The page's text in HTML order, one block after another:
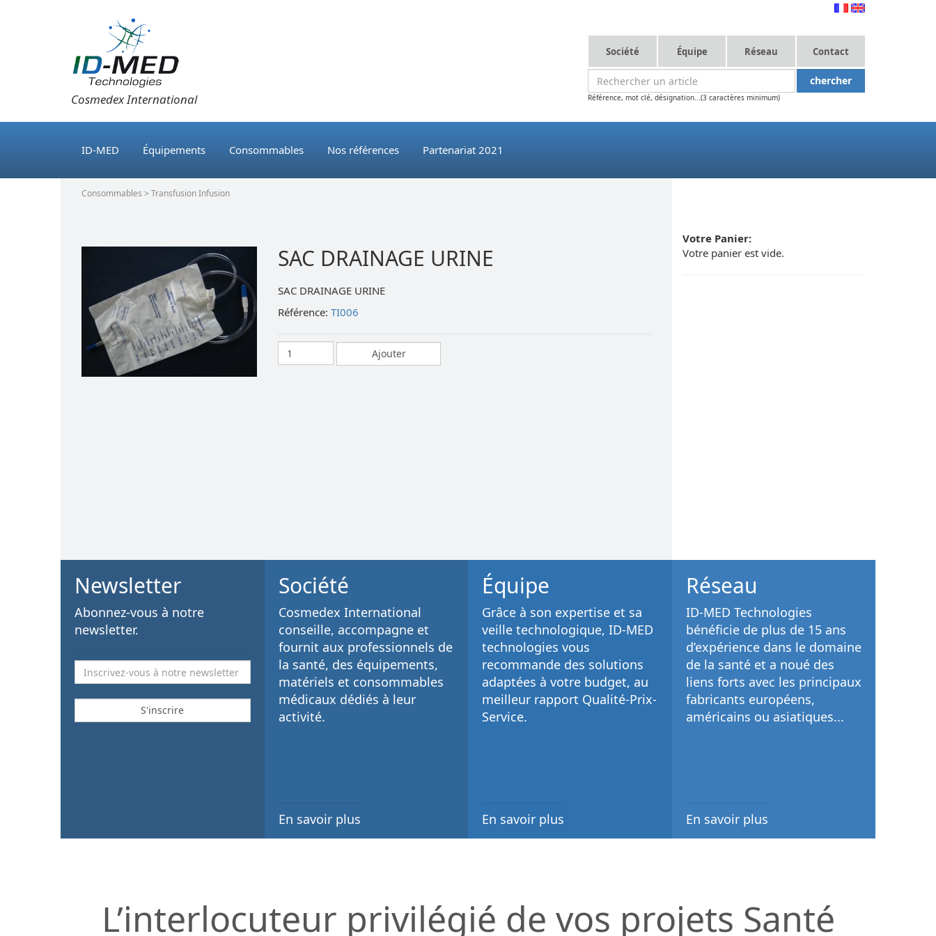
Cosmedex International
Société Équipe Réseau Contact
Référence, mot clé, désignation...(3 caractères minimum)
ID-MED Équipements Consommables Nos références Partenariat 2021
Consommables > Transfusion Infusion
SAC DRAINAGE URINE
SAC DRAINAGE URINE
Référence:TI006
Votre Panier:
Votre panier est vide.
Newsletter
Abonnez-vous à notre
newsletter.
Société
Cosmedex International
conseille, accompagne et
fournit aux professionnels de
la santé, des équipements,
matériels et consommables
médicaux dédiés à leur
activité.
En savoir plus
Équipe
Grâce à son expertise et sa
veille technologique, ID-MED
technologies vous
recommande des solutions
adaptées à votre budget, au
meilleur rapport Qualité-Prix-
Service.
En savoir plus
Réseau
ID-MED Technologies
bénéficie de plus de 15 ans
d’expérience dans le domaine
de la santé et a noué des
liens forts avec les principaux
fabricants européens,
américains ou asiatiques...
En savoir plus
L’interlocuteur privilégié de vos projets Santé